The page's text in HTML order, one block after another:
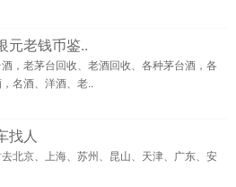
元老钱币鉴..
，老茅台回收、老酒回收、各种茅台酒，各
名酒、洋酒、老..
找人
北京、上海、苏州、昆山、天津、广东、安